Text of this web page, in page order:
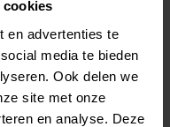
cookies
en advertenties te
media te bieden
Ook delen we
site met onze
en analyse. Deze
Babolat Air Viper 2.6
Padelracket